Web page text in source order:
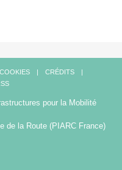
COOKIES
CRÉDITS
pour la Mobilité
de la Route (PIARC France)